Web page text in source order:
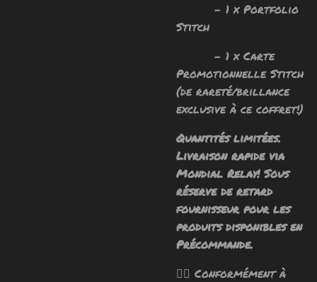
- 1 x Portfolio
Stitch
- 1 x Carte
Promotionnelle Stitch
(de rareté/brillance
exclusive à ce coffret!)
Quantités limitées.
Livraison rapide via
Mondial Relay! Sous
réserve de retard
fournisseur pour les
produits disponibles en
Précommande.
🧙‍♂️ Conformément à